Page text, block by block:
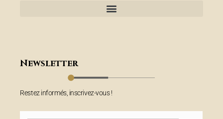
Newsletter
Restez informés, inscrivez-vous !